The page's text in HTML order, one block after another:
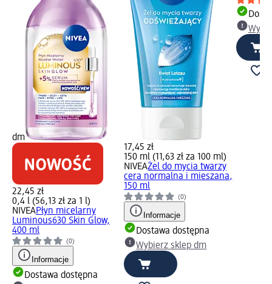
dm
22,45 zł
0,4 l (56,13 zł za 1 l)
NIVEAPłyn micelarny
Luminous630 Skin Glow,
400 ml
(0)
Informacje
Dostawa dostępna
17,45 zł
150 ml (11,63 zł za 100 ml)
NIVEAŻel do mycia twarzy
cera normalna i mieszana,
150 ml
(0)
Informacje
Dostawa dostępna
Wybierz sklep dm